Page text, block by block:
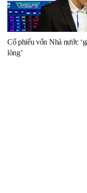
Cổ phiếu vốn Nhà nước
lòng’